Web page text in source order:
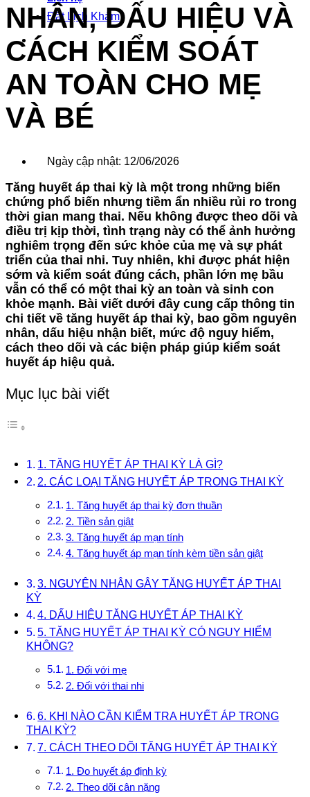
Đặt Lịch Khám
NHÂN, DẤU HIỆU VÀ
CÁCH KIỂM SOÁT
AN TOÀN CHO MẸ
VÀ BÉ
Ngày cập nhật: 12/06/2026
Tăng huyết áp thai kỳ là một trong những biến
chứng phổ biến nhưng tiềm ẩn nhiều rủi ro trong
thời gian mang thai. Nếu không được theo dõi và
điều trị kịp thời, tình trạng này có thể ảnh hưởng
nghiêm trọng đến sức khỏe của mẹ và sự phát
triển của thai nhi. Tuy nhiên, khi được phát hiện
sớm và kiểm soát đúng cách, phần lớn mẹ bầu
vẫn có thể có một thai kỳ an toàn và sinh con
khỏe mạnh. Bài viết dưới đây cung cấp thông tin
chi tiết về tăng huyết áp thai kỳ, bao gồm nguyên
nhân, dấu hiệu nhận biết, mức độ nguy hiểm,
cách theo dõi và các biện pháp giúp kiểm soát
huyết áp hiệu quả.
Mục lục bài viết
1. TĂNG HUYẾT ÁP THAI KỲ LÀ GÌ?
2. CÁC LOẠI TĂNG HUYẾT ÁP TRONG THAI KỲ
1. Tăng huyết áp thai kỳ đơn thuần
2. Tiền sản giật
3. Tăng huyết áp mạn tính
4. Tăng huyết áp mạn tính kèm tiền sản giật
3. NGUYÊN NHÂN GÂY TĂNG HUYẾT ÁP THAI
KỲ
4. DẤU HIỆU TĂNG HUYẾT ÁP THAI KỲ
5. TĂNG HUYẾT ÁP THAI KỲ CÓ NGUY HIỂM
KHÔNG?
1. Đối với mẹ
2. Đối với thai nhi
6. KHI NÀO CẦN KIỂM TRA HUYẾT ÁP TRONG
THAI KỲ?
7. CÁCH THEO DÕI TĂNG HUYẾT ÁP THAI KỲ
1. Đo huyết áp định kỳ
2. Theo dõi cân nặng